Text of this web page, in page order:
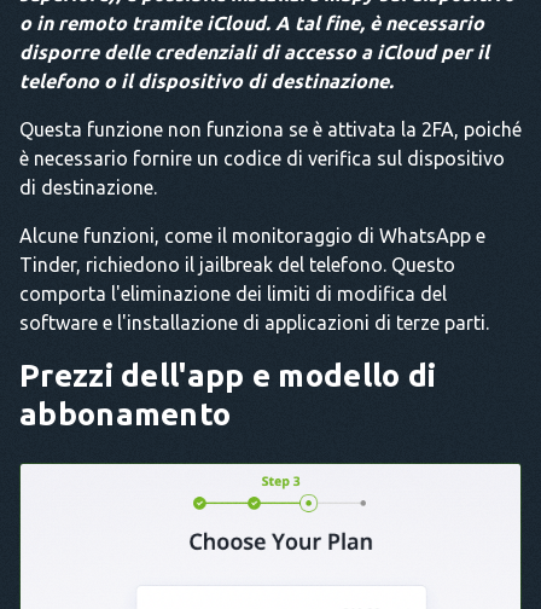
o in remoto tramite iCloud. A tal fine, è necessario
disporre delle credenziali di accesso a iCloud per il
telefono o il dispositivo di destinazione.
Questa funzione non funziona se è attivata la 2FA, poiché
è necessario fornire un codice di verifica sul dispositivo
di destinazione.
Alcune funzioni, come il monitoraggio di WhatsApp e
Tinder, richiedono il jailbreak del telefono. Questo
comporta l'eliminazione dei limiti di modifica del
software e l'installazione di applicazioni di terze parti.
Prezzi dell'app e modello di
abbonamento